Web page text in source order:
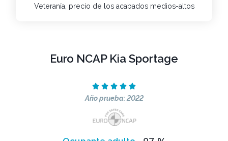
Veteranía, precio de los acabados medios-altos
Euro NCAP Kia Sportage
    
Año prueba: 2022